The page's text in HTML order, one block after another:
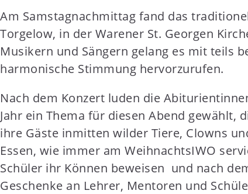
Am Samstagnachmittag fand das
Torgelow, in der Warener St. Georgen
Musikern und Sängern gelang es mit teils
harmonische Stimmung hervorzurufen.
Nach dem Konzert luden die
Jahr ein Thema für diesen Abend gewählt,
ihre Gäste inmitten wilder Tiere, Clowns
Essen, wie immer am WeihnachtsIWO
Schüler ihr Können beweisen und nach
Geschenke an Lehrer, Mentoren und